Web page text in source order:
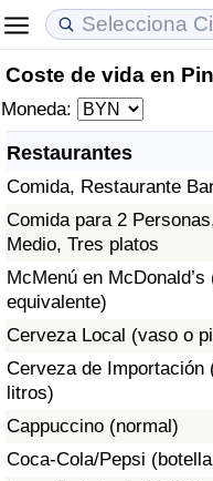
Coste de vida en
Moneda:
Restaurantes
Comida, Restaurante
Comida para 2
Medio, Tres platos
McMenú en
equivalente)
Cerveza Local (vaso o
Cerveza de Importación
litros)
Cappuccino (normal)
Coca-Cola/Pepsi
Coste de vida
Índice de Costo de
Índice de costo de vida
en aqaba
Precios de las
Índice de Precios de
Índice de Precios de
Calidad de Vida
Índice de Calidad de
Índice de calidad de
Delincuencia
Calificación del Índice
(Actual)
Índice de Criminalidad